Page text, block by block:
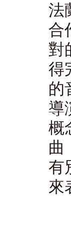
法
合
對
得
的
導
概
曲
有
來